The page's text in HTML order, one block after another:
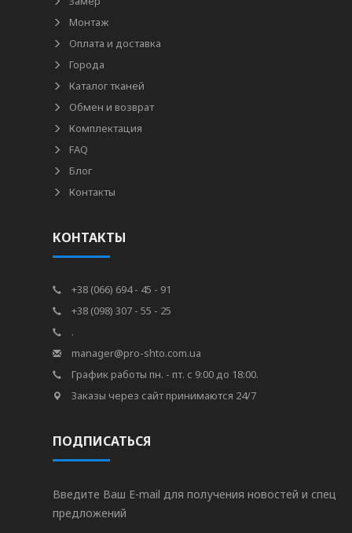
Монтаж
Оплата и доставка
Города
Каталог тканей
Обмен и возврат
Комплектация
FAQ
Блог
Контакты
КОНТАКТЫ
+38 (066) 694 - 45 - 91
+38 (098) 307 - 55 - 25
.
manager@pro-shto.com.ua
График работы пн. - пт. с 9:00 до 18:00.
Заказы через сайт принимаются 24/7
ПОДПИСАТЬСЯ
Введите Ваш E-mail для получения новостей и спец
предложений